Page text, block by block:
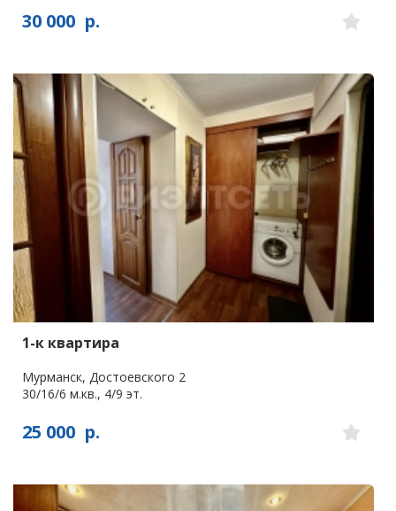
30 000 р.
1-к квартира
Мурманск, Достоевского 2
30/16/6 м.кв., 4/9 эт.
25 000 р.